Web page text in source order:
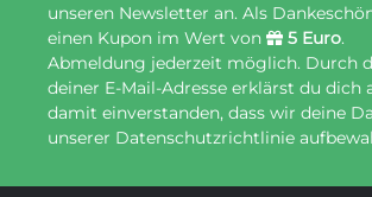
unseren Newsletter an. Als
einen Kupon im Wert von
5 Euro.
Abmeldung jederzeit möglich. Durch
deiner E-Mail-Adresse erklärst du dich
damit einverstanden, dass wir deine
unserer Datenschutzrichtlinie